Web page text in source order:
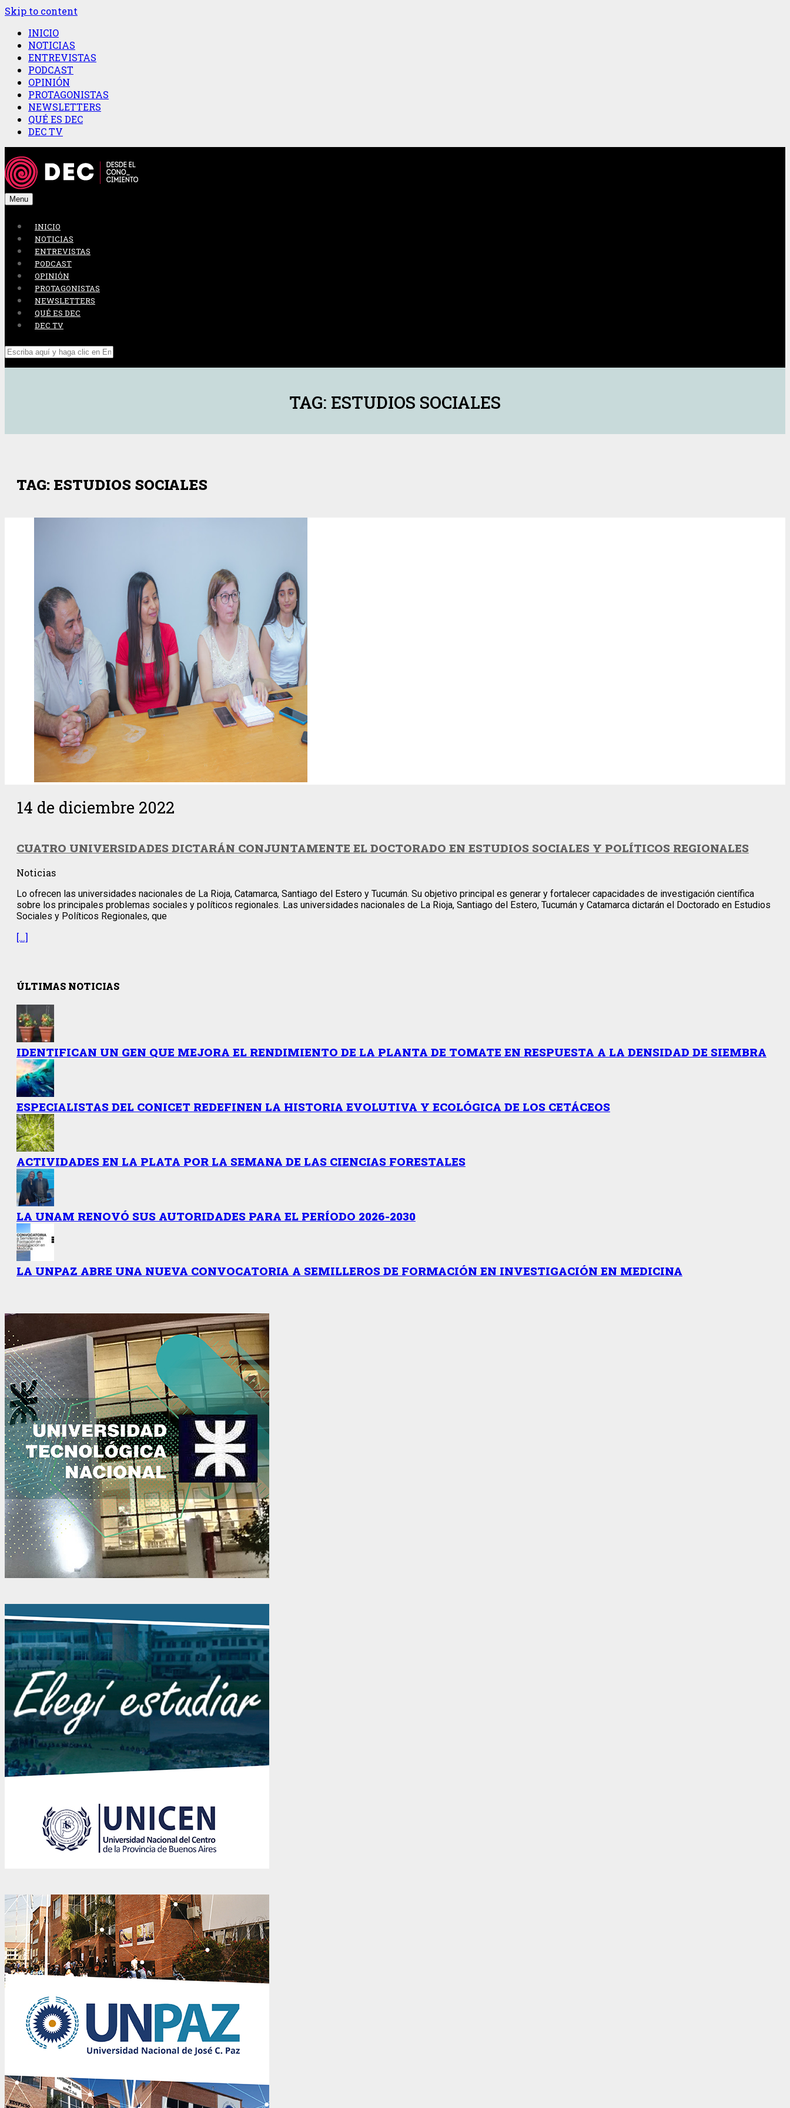
Skip to content
INICIO
NOTICIAS
ENTREVISTAS
PODCAST
OPINIÓN
PROTAGONISTAS
NEWSLETTERS
QUÉ ES DEC
DEC TV
Menu
INICIO
NOTICIAS
ENTREVISTAS
PODCAST
OPINIÓN
PROTAGONISTAS
NEWSLETTERS
QUÉ ES DEC
DEC TV
TAG: ESTUDIOS SOCIALES
TAG: ESTUDIOS SOCIALES
14 de diciembre 2022
CUATRO UNIVERSIDADES DICTARÁN CONJUNTAMENTE EL DOCTORADO EN ESTUDIOS SOCIALES Y POLÍTICOS REGIONALES
Noticias
Lo ofrecen las universidades nacionales de La Rioja, Catamarca, Santiago del Estero y Tucumán. Su objetivo principal es generar y fortalecer capacidades de investigación científica
sobre los principales problemas sociales y políticos regionales. Las universidades nacionales de La Rioja, Santiago del Estero, Tucumán y Catamarca dictarán el Doctorado en Estudios
Sociales y Políticos Regionales, que
[…]
ÚLTIMAS NOTICIAS
IDENTIFICAN UN GEN QUE MEJORA EL RENDIMIENTO DE LA PLANTA DE TOMATE EN RESPUESTA A LA DENSIDAD DE SIEMBRA
ESPECIALISTAS DEL CONICET REDEFINEN LA HISTORIA EVOLUTIVA Y ECOLÓGICA DE LOS CETÁCEOS
ACTIVIDADES EN LA PLATA POR LA SEMANA DE LAS CIENCIAS FORESTALES
LA UNAM RENOVÓ SUS AUTORIDADES PARA EL PERÍODO 2026-2030
LA UNPAZ ABRE UNA NUEVA CONVOCATORIA A SEMILLEROS DE FORMACIÓN EN INVESTIGACIÓN EN MEDICINA